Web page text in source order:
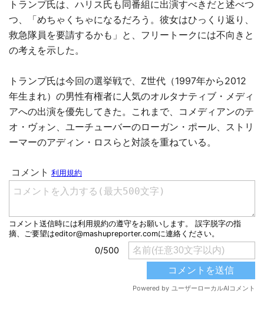
トランプ氏は、ハリス氏も同番組に出演すべきだと述べつ
つ、「めちゃくちゃになるだろう。彼女はひっくり返り、
救急隊員を要請するかも」と、フリートークには不向きと
の考えを示した。
トランプ氏は今回の選挙戦で、Z世代（1997年から2012
年生まれ）の男性有権者に人気のオルタナティブ・メディ
アへの出演を優先してきた。これまで、コメディアンのテ
オ・ヴォン、ユーチューバーのローガン・ポール、ストリ
ーマーのアディン・ロスらと対談を重ねている。